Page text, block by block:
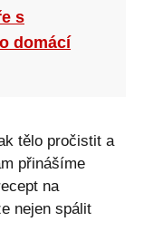
s
domácí
tělo pročistit a
přinášíme
na
nejen spálit